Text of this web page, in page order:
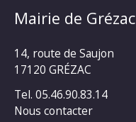
Mairie de Grézac
14, route de Saujon
17120 GRÉZAC
Tel. 05.46.90.83.14
Nous contacter